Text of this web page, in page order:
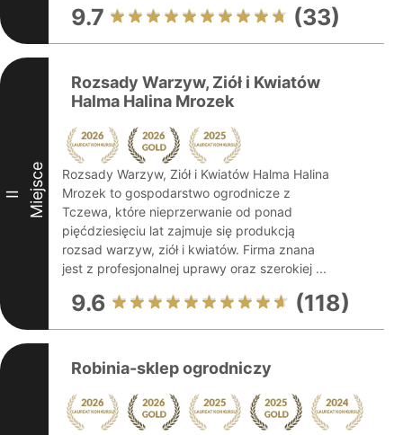
9.7 (33)
II Miejsce
Rozsady Warzyw, Ziół i Kwiatów
Halma Halina Mrozek
Rozsady Warzyw, Ziół i Kwiatów Halma Halina
Mrozek to gospodarstwo ogrodnicze z
Tczewa, które nieprzerwanie od ponad
pięćdziesięciu lat zajmuje się produkcją
rozsad warzyw, ziół i kwiatów. Firma znana
jest z profesjonalnej uprawy oraz szerokiej ...
9.6 (118)
Robinia-sklep ogrodniczy